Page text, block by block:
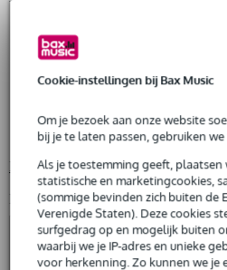
Cookie-instellingen bij Bax Music
Om je bezoek aan onze website
bij je te laten passen, gebruiken
Als je toestemming geeft, plaatsen
statistische en marketingcookies,
(sommige bevinden zich buiten de
Verenigde Staten). Deze cookies
surfgedrag op en mogelijk buiten
waarbij we je IP-adres en unieke
voor herkenning. Zo kunnen we je
€ 2.500,-
Gratis
De mogelijkheid om je
Huur dit
broadcast headset
hoofdtelefoon:
ingebouwde ActiveGard limiter
frequentiebereik: 6 Hz - 18 KHz
impedantie: 64 ohm
Bekijk alle productspecificaties
Bekijk ook eens (1)